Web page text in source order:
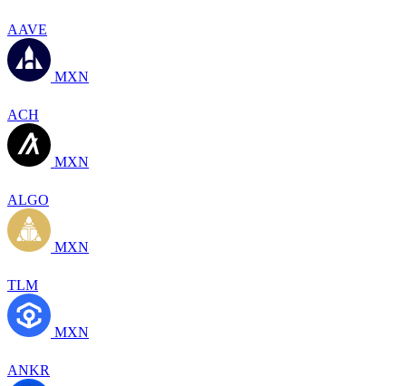
AAVE
MXN
ACH
MXN
ALGO
MXN
TLM
MXN
ANKR